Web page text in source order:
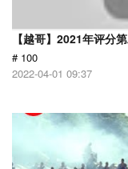
【越哥】2021年评分
# 100
2022-04-01 09:37